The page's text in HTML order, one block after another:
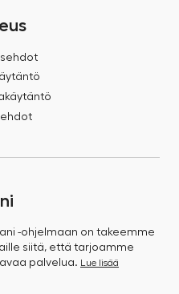
-ohjelmaan on takeemme
siitä, että tarjoamme
palvelua. Lue lisää